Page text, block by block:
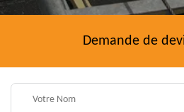
Demande de